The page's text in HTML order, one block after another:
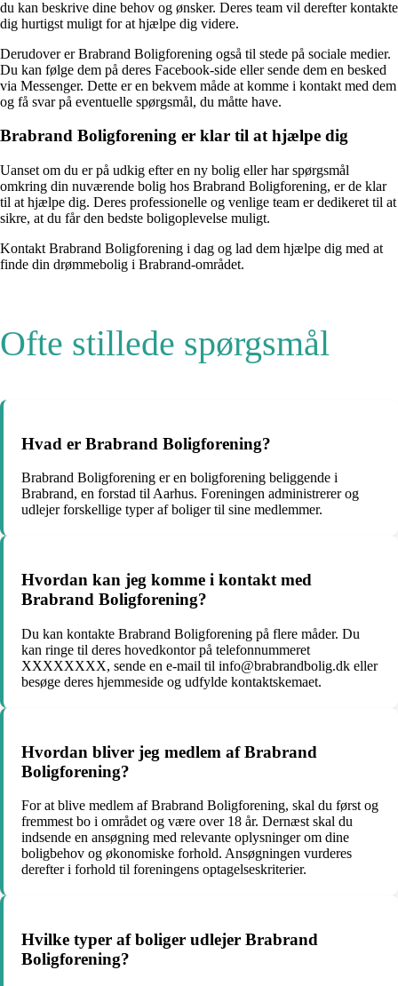
du kan beskrive dine behov og ønsker. Deres team vil derefter kontakte
dig hurtigst muligt for at hjælpe dig videre.
Derudover er Brabrand Boligforening også til stede på sociale medier.
Du kan følge dem på deres Facebook-side eller sende dem en besked
via Messenger. Dette er en bekvem måde at komme i kontakt med dem
og få svar på eventuelle spørgsmål, du måtte have.
Brabrand Boligforening er klar til at hjælpe dig
Uanset om du er på udkig efter en ny bolig eller har spørgsmål
omkring din nuværende bolig hos Brabrand Boligforening, er de klar
til at hjælpe dig. Deres professionelle og venlige team er dedikeret til at
sikre, at du får den bedste boligoplevelse muligt.
Kontakt Brabrand Boligforening i dag og lad dem hjælpe dig med at
finde din drømmebolig i Brabrand-området.
Ofte stillede spørgsmål
Hvad er Brabrand Boligforening?
Brabrand Boligforening er en boligforening beliggende i
Brabrand, en forstad til Aarhus. Foreningen administrerer og
udlejer forskellige typer af boliger til sine medlemmer.
Hvordan kan jeg komme i kontakt med
Brabrand Boligforening?
Du kan kontakte Brabrand Boligforening på flere måder. Du
kan ringe til deres hovedkontor på telefonnummeret
XXXXXXXX, sende en e-mail til info@brabrandbolig.dk eller
besøge deres hjemmeside og udfylde kontaktskemaet.
Hvordan bliver jeg medlem af Brabrand
Boligforening?
For at blive medlem af Brabrand Boligforening, skal du først og
fremmest bo i området og være over 18 år. Dernæst skal du
indsende en ansøgning med relevante oplysninger om dine
boligbehov og økonomiske forhold. Ansøgningen vurderes
derefter i forhold til foreningens optagelseskriterier.
Hvilke typer af boliger udlejer Brabrand
Boligforening?